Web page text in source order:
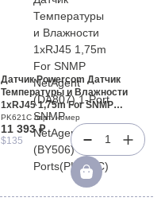
Датчик Powercom Датчик
Температуры и Влажности
1xRJ45 1,75m For SNMP
NetAgent (DA807) 1-Port SNMP
NetAgent II (BY506) 3-
Ports(PK621C)
PK621C парт. номер
11 393 ₽
$135 1